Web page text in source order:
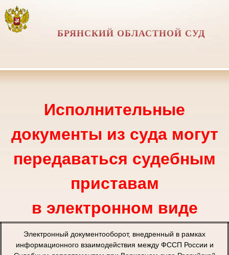
БРЯНСКИЙ ОБЛАСТНОЙ СУД
Исполнительные
документы из суда могут
передаваться судебным
приставам
в электронном виде
Электронный документооборот, внедренный в рамках
информационного взаимодействия между ФССП России и